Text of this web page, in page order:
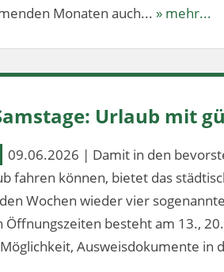
Monaten auch... » mehr...
Urlaub mit
09.06.2026 | Damit in den
fahren können, bietet das
Wochen wieder vier sogenannte
Öffnungszeiten besteht am 13.,
Ausweisdokumente in